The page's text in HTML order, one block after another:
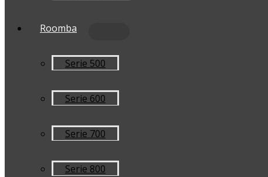
Roomba
Serie 500
Serie 600
Serie 700
Serie 800